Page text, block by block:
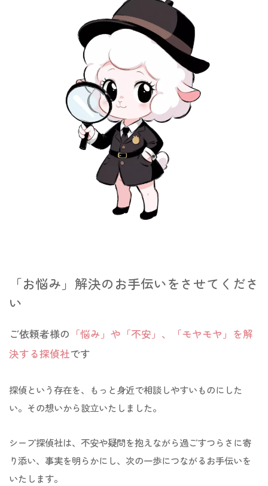
「お悩み」解決のお手伝いをさせてくださ
い
ご依頼者様の 「悩み」や「不安」、 「モヤモヤ 」 を解
決する探偵社です
探偵という存在を、もっと身近で相談しやすいものにした
い。 その想いから設立いたしました。
シープ探偵社は、不安や疑問を抱えながら過ごすつらさに寄
り添い、事実を明らかにし、次の一歩につながるお手伝いを
いたします。